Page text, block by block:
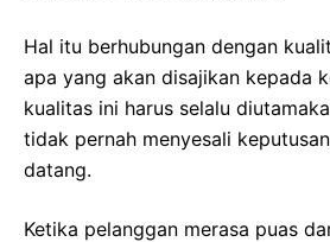
Hal itu berhubungan dengan
apa yang akan disajikan kepada
kualitas ini harus selalu
tidak pernah menyesali
datang.
Ketika pelanggan merasa puas